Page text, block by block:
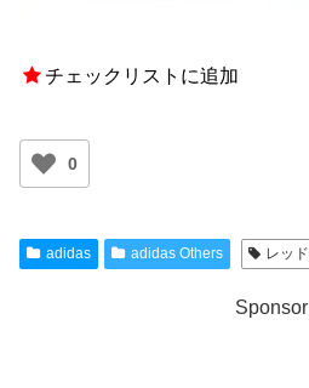
チェックリストに追加
0
adidas adidas Others レッド
Sponsor